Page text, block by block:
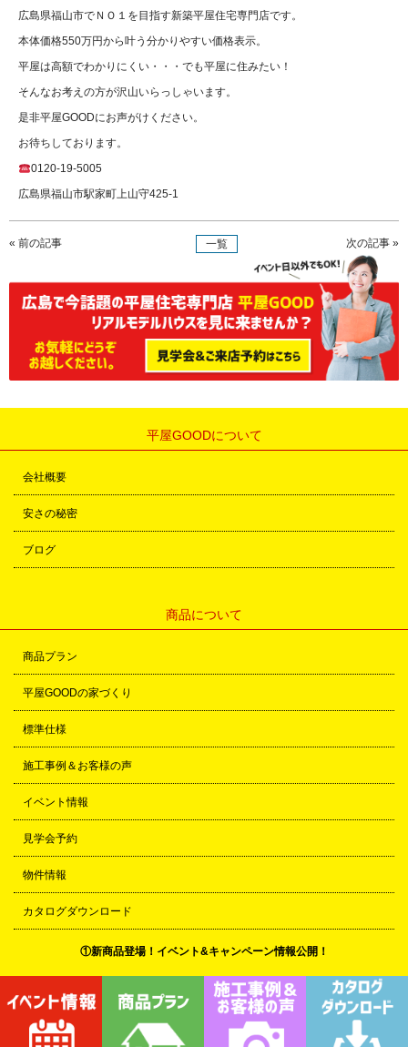
広島県福山市でＮＯ１を目指す新築平屋住宅専門店です。
本体価格550万円から叶う分かりやすい価格表示。
平屋は高額でわかりにくい・・・でも平屋に住みたい！
そんなお考えの方が沢山いらっしゃいます。
是非平屋GOODにお声がけください。
お待ちしております。
0120-19-5005
広島県福山市駅家町上山守425-1
« 前の記事 一覧 次の記事 »
平屋GOODについて
会社概要
安さの秘密
ブログ
商品について
商品プラン
平屋GOODの家づくり
標準仕様
施工事例＆お客様の声
イベント情報
見学会予約
物件情報
カタログダウンロード
①新商品登場！イベント&キャンペーン情報公開！